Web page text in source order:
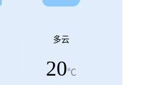
多云
20℃